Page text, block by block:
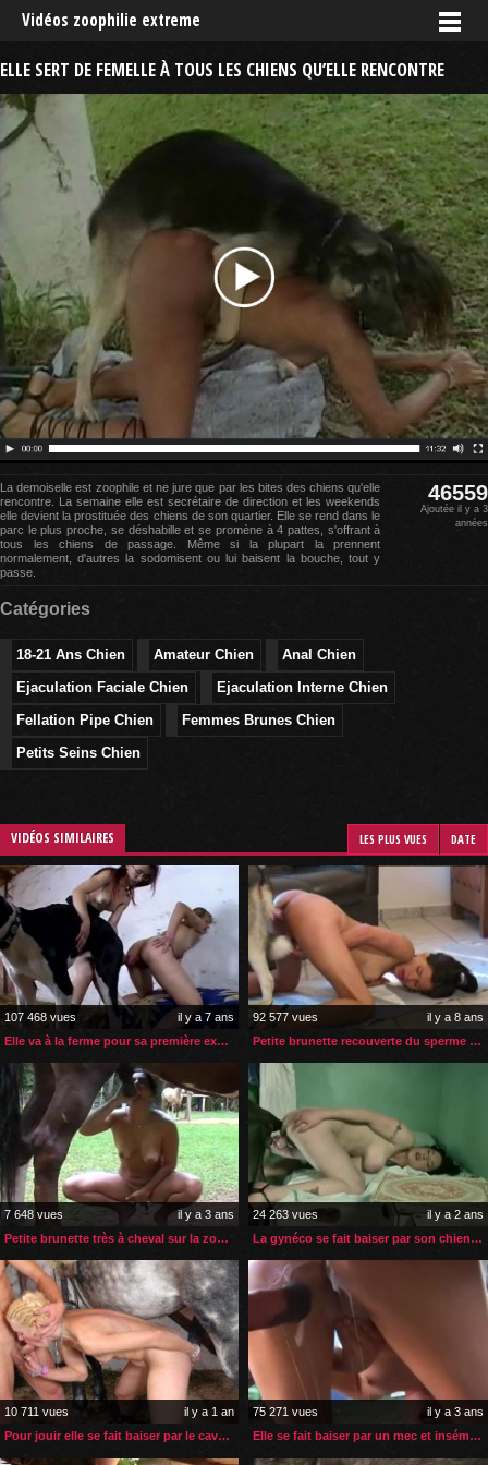
Vidéos zoophilie extreme
ELLE SERT DE FEMELLE À TOUS LES CHIENS QU’ELLE RENCONTRE
La demoiselle est zoophile et ne jure que par les bites des chiens qu'elle
rencontre. La semaine elle est secrétaire de direction et les weekends
elle devient la prostituée des chiens de son quartier. Elle se rend dans le
parc le plus proche, se déshabille et se promène à 4 pattes, s'offrant à
tous les chiens de passage. Même si la plupart la prennent
normalement, d'autres la sodomisent ou lui baisent la bouche, tout y
passe.
46559
Ajoutée il y a 3
années
Catégories
18-21 Ans Chien Amateur Chien
Anal Chien
Ejaculation Faciale Chien
Ejaculation Interne Chien
Fellation Pipe Chien
Femmes Brunes Chien
Petits Seins Chien
VIDÉOS SIMILAIRES LES PLUS VUES DATE
107 468 vues
il y a 7 ans
Elle va à la ferme pour sa première expérience zoophile
92 577 vues
il y a 8 ans
Petite brunette recouverte du sperme de son chien
7 648 vues
il y a 3 ans
Petite brunette très à cheval sur la zoophilie
24 263 vues
il y a 2 ans
La gynéco se fait baiser par son chien entre deux patientes
10 711 vues
il y a 1 an
Pour jouir elle se fait baiser par le cavalier et son cheval
75 271 vues
il y a 3 ans
Elle se fait baiser par un mec et inséminer par son cheval